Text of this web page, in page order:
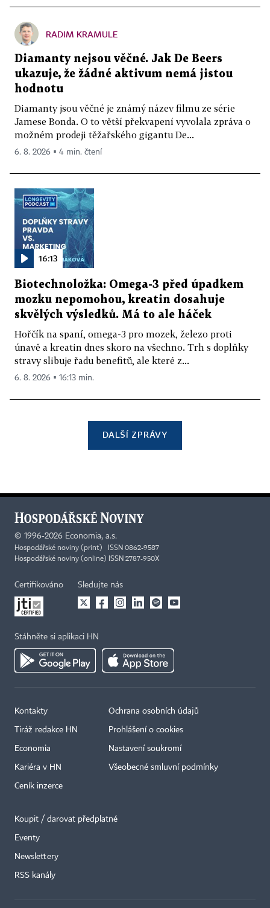
RADIM KRAMULE
Diamanty nejsou věčné. Jak De Beers
ukazuje, že žádné aktivum nemá jistou
hodnotu
Diamanty jsou věčné je známý název filmu ze série
Jamese Bonda. O to větší překvapení vyvolala zpráva o
možném prodeji těžařského gigantu De...
6. 8. 2026 ▪ 4 min. čtení
16:13
Biotechnoložka: Omega-3 před úpadkem
mozku nepomohou, kreatin dosahuje
skvělých výsledků. Má to ale háček
Hořčík na spaní, omega-3 pro mozek, železo proti
únavě a kreatin dnes skoro na všechno. Trh s doplňky
stravy slibuje řadu benefitů, ale které z...
6. 8. 2026 ▪ 16:13 min.
DALŠÍ ZPRÁVY
© 1996-2026 Economia, a.s.
Hospodářské noviny (print) ISSN 0862-9587
Hospodářské noviny (online) ISSN 2787-950X
Certifikováno Sledujte nás
Stáhněte si aplikaci HN
Kontakty
Tiráž redakce HN
Economia
Kariéra v HN
Ceník inzerce
Ochrana osobních údajů
Prohlášení o cookies
Nastavení soukromí
Všeobecné smluvní podmínky
Koupit / darovat předplatné
Eventy
Newslettery
RSS kanály